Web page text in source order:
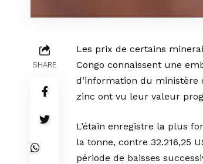
SHARE
Les prix de certains
Congo connaissent une
d’information du ministère
zinc ont vu leur valeur
L’étain enregistre la plus
la tonne, contre 32.216,25
période de baisses